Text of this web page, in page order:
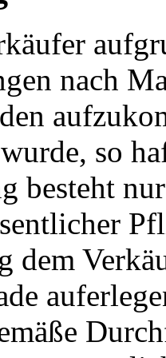
nach
so
besteht
dem